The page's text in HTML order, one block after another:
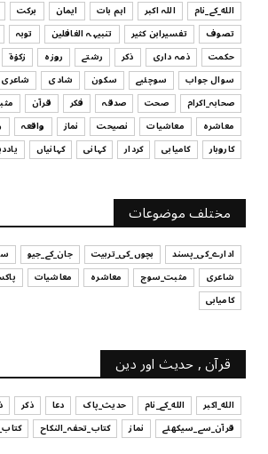
UNCATEGORIZED
اس وقت آپ کا موڈ کیسا ہے؟
July 29, 2026
UNCATEGORIZED
قرض لینے اور دینے میں ہوشیاری
July 29, 2026
آپ کا فیصلہ کرنے کا انداز
July 29, 2026
الله_کے_نام
اللہ اکبر اہم بات ایمان برکت
تصوف
تفسیرابن کثیر تنبیہہ الغافلین توبہ
حکمت
ذمہ داری ذکر رشتے روزہ زکوٰۃ
سوال جواب
سوچئیے سکون شادی شاعری
صحابہ_اکرام
صحت صدقہ فکر قرآن
معاشرہ
معاشیات نصیحت نماز واقعہ
کاروبار
کامیابی کردار کہانی کہانیاں
مختلف موضوعات
ادارے_کی_پسند بچوں_کی_تربیت جان_کے_جیو
شاعری
مثبت_سوچ معاشرہ معاشیات
کامیابی
قرآن , حدیث اور دین
الله_اکبر الله_کے_نام حدیث_پاک دعا ذکر
قرآن_سے_سیکھئے
نماز کتاب_تحفہ_النکاح